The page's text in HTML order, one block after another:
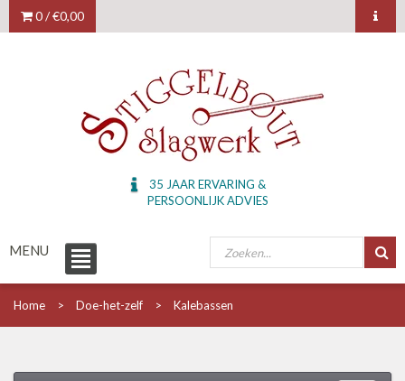
0 /€0,00
35 JAAR ERVARING &
PERSOONLIJK ADVIES
MENU
Home Doe-het-zelf Kalebassen